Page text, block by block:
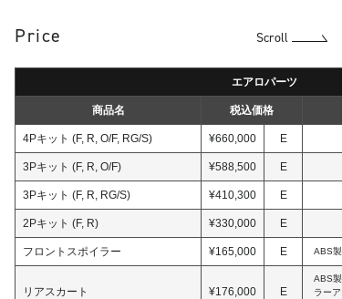
Price Scroll
エアロパーツ
商品名 税込価格
4Pキット (F, R, O/F, RG/S) ¥660,000 E
3Pキット (F, R, O/F) ¥588,500 E
3Pキット (F, R, RG/S) ¥410,300 E
2Pキット (F, R) ¥330,000 E
フロントスポイラー ¥165,000 E ABS
リアスカート ¥176,000 E
ABS
ラー